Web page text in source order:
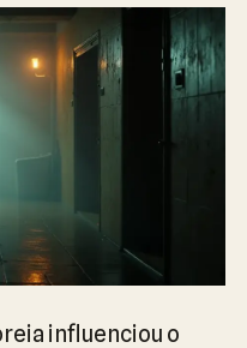
influenciou o